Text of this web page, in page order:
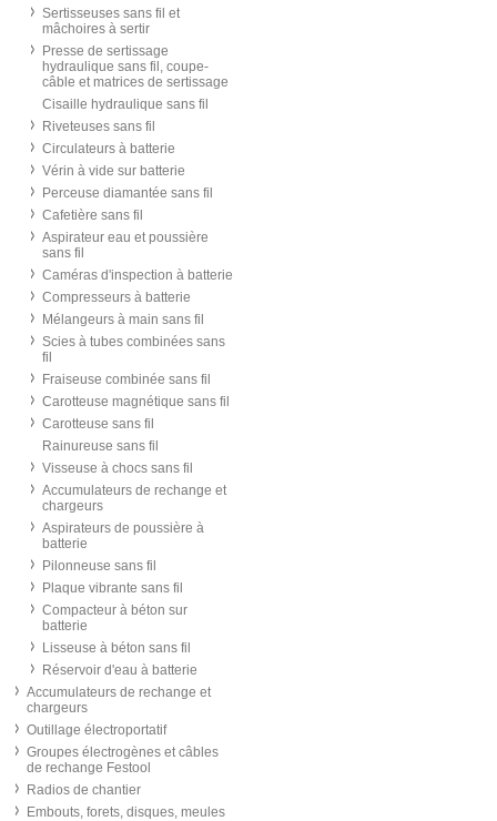
Sertisseuses sans fil et
mâchoires à sertir
Presse de sertissage
hydraulique sans fil, coupe-
câble et matrices de sertissage
Cisaille hydraulique sans fil
Riveteuses sans fil
Circulateurs à batterie
Vérin à vide sur batterie
Perceuse diamantée sans fil
Cafetière sans fil
Aspirateur eau et poussière
sans fil
Caméras d'inspection à batterie
Compresseurs à batterie
Mélangeurs à main sans fil
Scies à tubes combinées sans
fil
Fraiseuse combinée sans fil
Carotteuse magnétique sans fil
Carotteuse sans fil
Rainureuse sans fil
Visseuse à chocs sans fil
Accumulateurs de rechange et
chargeurs
Aspirateurs de poussière à
batterie
Pilonneuse sans fil
Plaque vibrante sans fil
Compacteur à béton sur
batterie
Lisseuse à béton sans fil
Réservoir d'eau à batterie
Accumulateurs de rechange et
chargeurs
Outillage électroportatif
Groupes électrogènes et câbles
de rechange Festool
Radios de chantier
Embouts, forets, disques, meules